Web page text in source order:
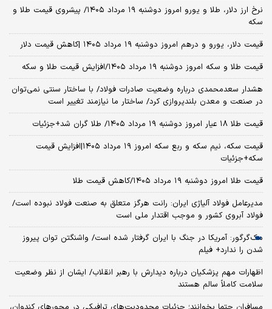
نرخ ارز دلار، طلا و یورو امروز دوشنبه ۱۹ مرداد ۱۴۰۵/ پیشروی قیمت طلا و
سکه
قیمت دلار، یورو و درهم امروز دوشنبه ۱۹ مرداد ۱۴۰۵ |کاهش قیمت دلار
قیمت طلا و سکه امروز دوشنبه ۱۹ مرداد ۱۴۰۵/افزایش قیمت طلا و سکه
هشدار سعدمحمدی درباره وضعیت صادرات فولاد/ با ساختار سنتی نمی‌توان
در صنعت و معدن بلندپروازی کرد/ ساختار ما نیازمند تغییر است
قیمت طلا ۱۸ عیار امروز دوشنبه ۱۹ مرداد ۱۴۰۵/ طلا گران شد+جزئیات
قیمت سکه، نیم سکه و ربع سکه امروز ۱۹ مرداد ۱۴۰۵|افزایش قیمت
سکه+جزئیات
قیمت طلا امروز دوشنبه ۱۹ مرداد ۱۴۰۵/کاهش قیمت طلا
مدیرعامل فولاد آلیاژی ایران: رانت هرگز متعلق به صنعت فولاد نبوده است/
فولاد آبروی کشور و موجب اقتدار ملی است
مک‌گرگور: آمریکا در جنگ با ایران گرفتار شده است/ واشنگتن توان پیروز
شدن را ندارد+ فیلم
اظهارات مهم پزشکیان درباره دیدارش با رهبر انقلاب/ ایشان از نظر وضعیت
سلامت کاملاً سالم هستند